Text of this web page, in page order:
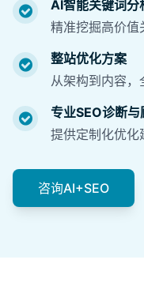
AI智能关键词分
精准挖掘高价值
整站优化方案
从架构到内容
专业SEO诊断与
提供定制化优化
咨询AI+SEO